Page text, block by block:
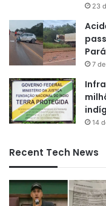
23
Pará
7
14
Recent Tech News